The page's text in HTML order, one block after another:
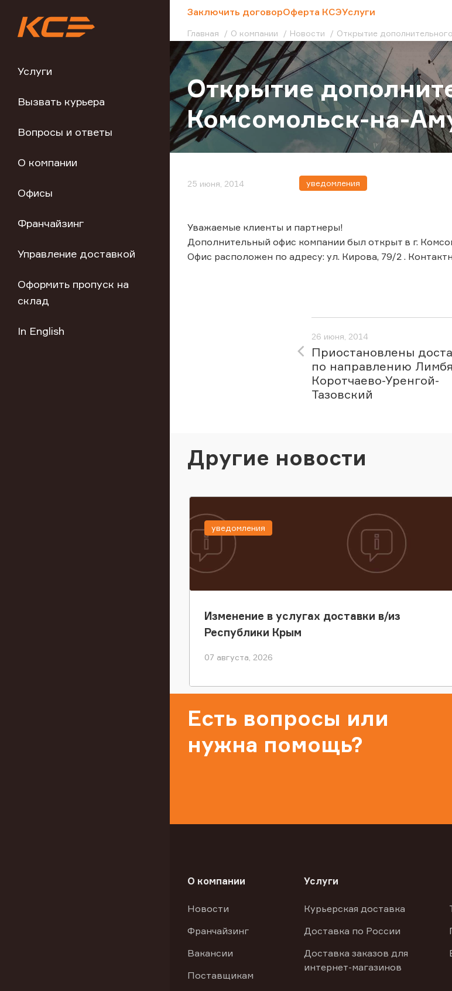
Услуги
Вызвать курьера
Вопросы и ответы
О компании
Офисы
Франчайзинг
Управление доставкой
Оформить пропуск на
склад
In English
Заключить договорОферта КСЭУслуги
Главная О компании Новости Открытие
Открытие
Комсомольск-на-
25 июня, 2014 уведомления
Уважаемые клиенты и партнеры!
Дополнительный офис компании был открыт в г.
Офис расположен по адресу: ул. Кирова, 79/2 .
26 июня, 2014
Приостановлены
по направлению
Коротчаево-Уренгой-
Тазовский
Другие новости
Изменение в услугах доставки в/из
Республики Крым
07 августа, 2026
уведомления
Есть вопросы или
нужна помощь?
О компании
Новости
Франчайзинг
Вакансии
Поставщикам
Услуги
Курьерская доставка
Доставка по России
Доставка заказов для
интернет-магазинов